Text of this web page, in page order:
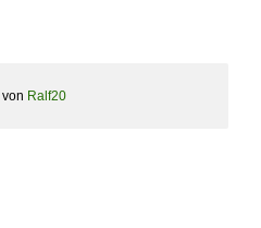
von Ralf20